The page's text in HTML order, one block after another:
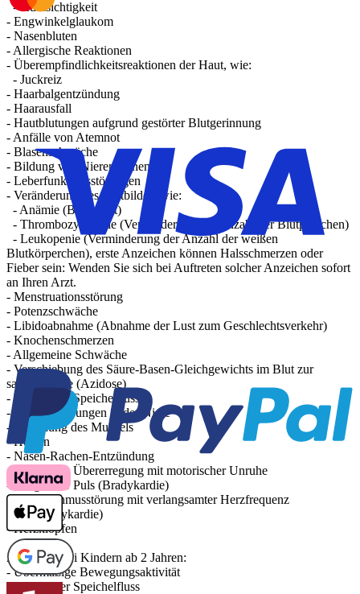
- Kurzsichtigkeit
- Engwinkelglaukom
- Nasenbluten
- Allergische Reaktionen
- Überempfindlichkeitsreaktionen der Haut, wie:
- Juckreiz
- Haarbalgentzündung
- Haarausfall
- Hautblutungen aufgrund gestörter Blutgerinnung
- Anfälle von Atemnot
- Blasenschwäche
- Bildung von Nierensteinen
- Leberfunktionsstörungen
- Veränderung des Blutbildes, wie:
- Anämie (Blutarmut)
- Thrombozytopenie (Verminderung der Anzahl der Blutplättchen)
- Leukopenie (Verminderung der Anzahl der weißen
Blutkörperchen), erste Anzeichen können Halsschmerzen oder
Fieber sein: Wenden Sie sich bei Auftreten solcher Anzeichen sofort
an Ihren Arzt.
- Menstruationsstörung
- Potenzschwäche
- Libidoabnahme (Abnahme der Lust zum Geschlechtsverkehr)
- Knochenschmerzen
- Allgemeine Schwäche
- Verschiebung des Säure-Basen-Gleichgewichts im Blut zur
saueren Seite (Azidose)
- Vermehrter Speichelfluss
- Kalkablagerungen in der Niere
- Ermüdung des Muskels
- Husten
- Nasen-Rachen-Entzündung
- Psychische Übererregung mit motorischer Unruhe
- Langsamer Puls (Bradykardie)
- Herzrhythmusstörung mit verlangsamter Herzfrequenz
(Sinusbradykardie)
- Herzklopfen
Zusätzlich bei Kindern ab 2 Jahren:
- Übermäßige Bewegungsaktivität
- Vermehrter Speichelfluss